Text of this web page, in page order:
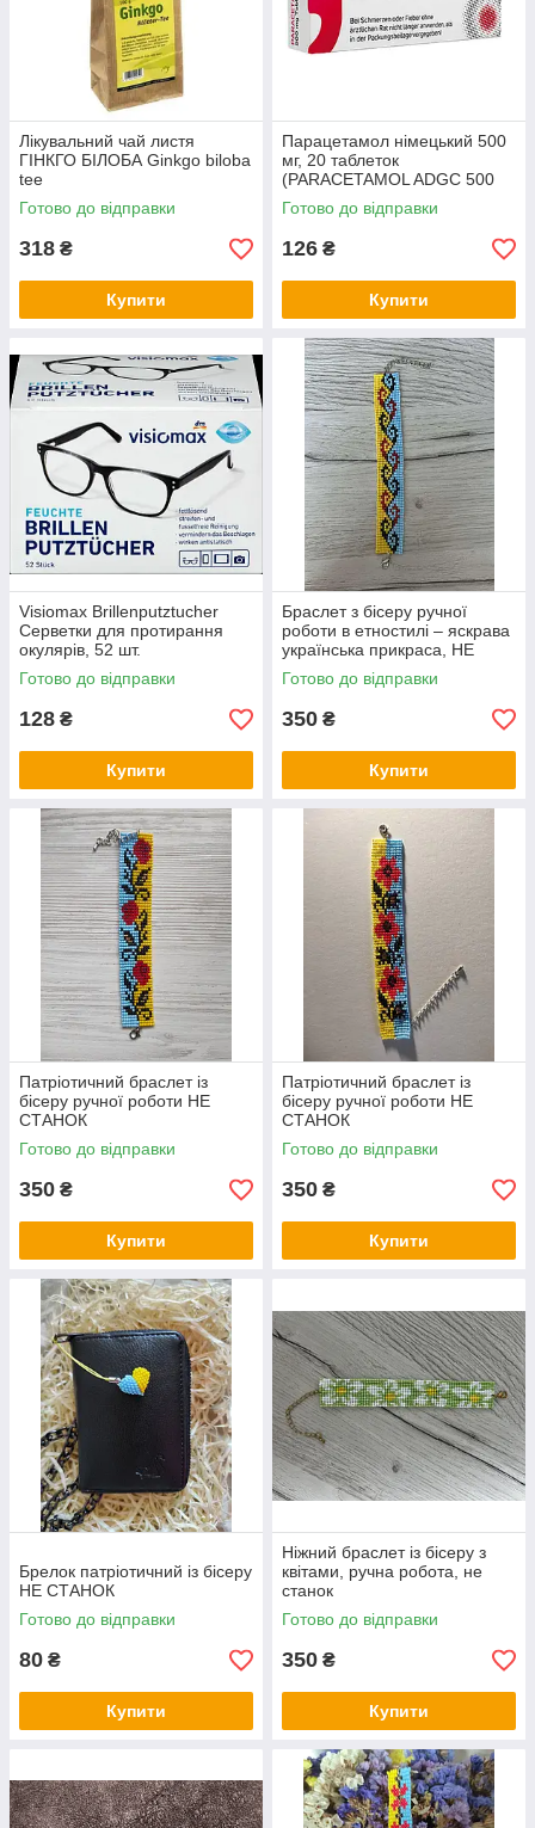
Лікувальний чай листя
ГІНКГО БІЛОБА Ginkgo biloba
tee
Готово до відправки
318 ₴
Купити
Парацетамол німецький 500
мг, 20 таблеток
(PARACETAMOL ADGC 500
mg Tabletten, 20 St.)
Готово до відправки
126 ₴
Купити
Visiomax Brillenputztucher
Серветки для протирання
окулярів, 52 шт.
Готово до відправки
128 ₴
Купити
Браслет з бісеру ручної
роботи в етностилі – яскрава
українська прикраса, НЕ
СТАНОК
Готово до відправки
350 ₴
Купити
Патріотичний браслет із
бісеру ручної роботи НЕ
СТАНОК
Готово до відправки
350 ₴
Купити
Патріотичний браслет із
бісеру ручної роботи НЕ
СТАНОК
Готово до відправки
350 ₴
Купити
Брелок патріотичний із бісеру
НЕ СТАНОК
Готово до відправки
80 ₴
Купити
Ніжний браслет із бісеру з
квітами, ручна робота, не
станок
Готово до відправки
350 ₴
Купити